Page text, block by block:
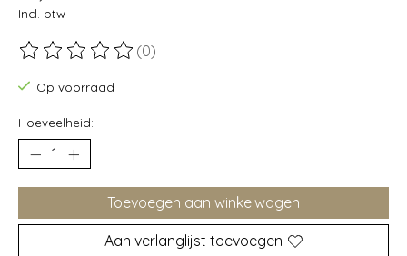
Incl. btw
De beoordeling van dit product is
(0)
Op voorraad
Hoeveelheid:
Toevoegen aan winkelwagen
Aan verlanglijst toevoegen